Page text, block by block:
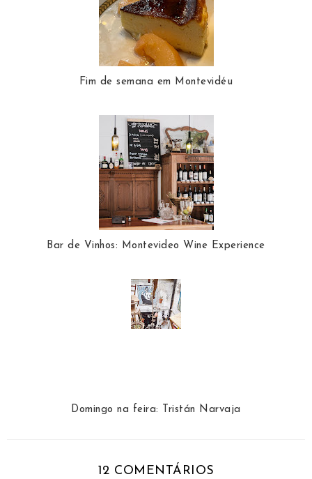
Fim de semana em Montevidéu
Bar de Vinhos: Montevideo Wine Experience
Domingo na feira: Tristán Narvaja
12 COMENTÁRIOS